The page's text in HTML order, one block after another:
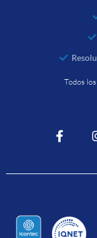
Todos